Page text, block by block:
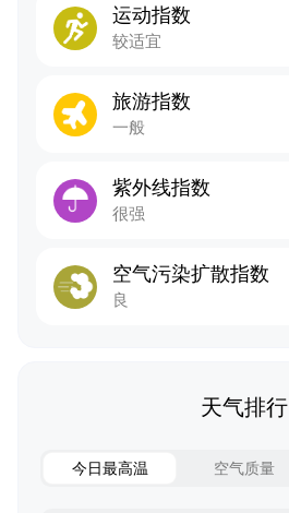
运动指数
较适宜
旅游指数
一般
紫外线指数
很强
空气污染扩散指数
良
天气排行
今日最高温 空气质量